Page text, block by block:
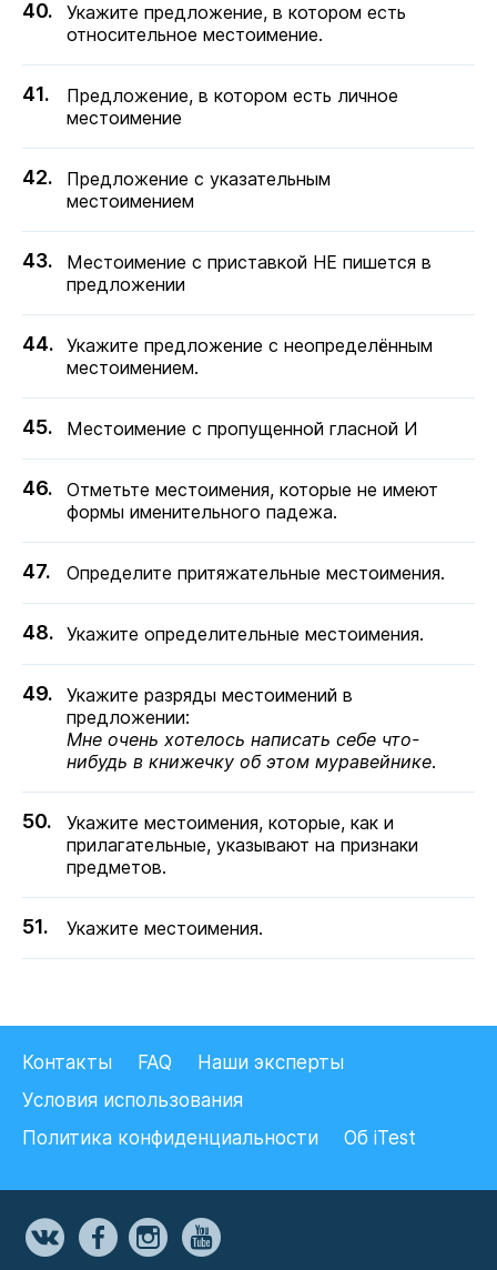
Укажите предложение, в котором есть
относительное местоимение.
Предложение, в котором есть личное
местоимение
Предложение с указательным
местоимением
Местоимение с приставкой НЕ пишется в
предложении
Укажите предложение с неопределённым
местоимением.
Местоимение с пропущенной гласной И
Отметьте местоимения, которые не имеют
формы именительного падежа.
Определите притяжательные местоимения.
Укажите определительные местоимения.
Укажите разряды местоимений в
предложении:
Мне очень хотелось написать себе что-
нибудь в книжечку об этом муравейнике.
Укажите местоимения, которые, как и
прилагательные, указывают на признаки
предметов.
Укажите местоимения.
Контакты FAQ
Наши эксперты
Условия использования
Политика конфиденциальности
Об iTest